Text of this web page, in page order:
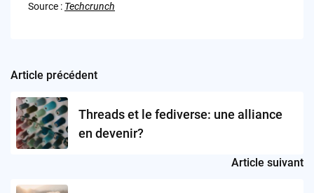
Source : Techcrunch
Post
navigation
Article précédent
Threads et le fediverse: une alliance
en devenir?
Article suivant